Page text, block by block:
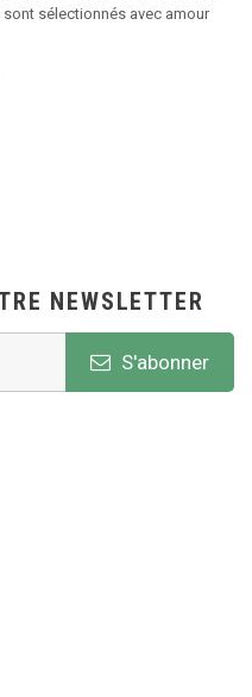
sélectionnés avec amour
NEWSLETTER
S'abonner